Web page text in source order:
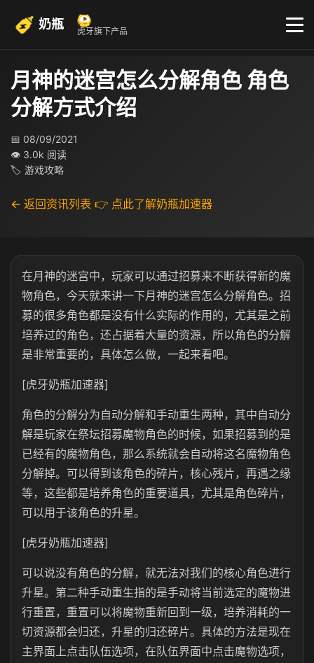
奶瓶 虎牙旗下产品
月神的迷宫怎么分解角色 角色
分解方式介绍
📅 08/09/2021
👁 3.0k 阅读
🏷 游戏攻略
← 返回资讯列表 👉 点此了解奶瓶加速器
在月神的迷宫中，玩家可以通过招募来不断获得新的魔
物角色，今天就来讲一下月神的迷宫怎么分解角色。招
募的很多角色都是没有什么实际的作用的，尤其是之前
培养过的角色，还占据着大量的资源，所以角色的分解
是非常重要的，具体怎么做，一起来看吧。
[虎牙奶瓶加速器]
角色的分解分为自动分解和手动重生两种，其中自动分
解是玩家在祭坛招募魔物角色的时候，如果招募到的是
已经有的魔物角色，那么系统就会自动将这名魔物角色
分解掉。可以得到该角色的碎片，核心残片，再遇之缘
等，这些都是培养角色的重要道具，尤其是角色碎片，
可以用于该角色的升星。
[虎牙奶瓶加速器]
可以说没有角色的分解，就无法对我们的核心角色进行
升星。第二种手动重生指的是手动将当前选定的魔物进
行重置，重置可以将魔物重新回到一级，培养消耗的一
切资源都会归还，升星的归还碎片。具体的方法是现在
主界面上点击队伍选项，在队伍界面中点击魔物选项，